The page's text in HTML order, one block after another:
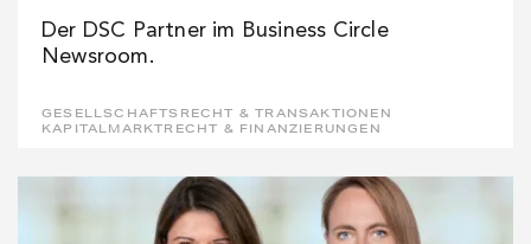
Der DSC Partner im Business Circle
Newsroom.
GESELLSCHAFTSRECHT & TRANSAKTIONEN
KAPITALMARKTRECHT & FINANZIERUNGEN